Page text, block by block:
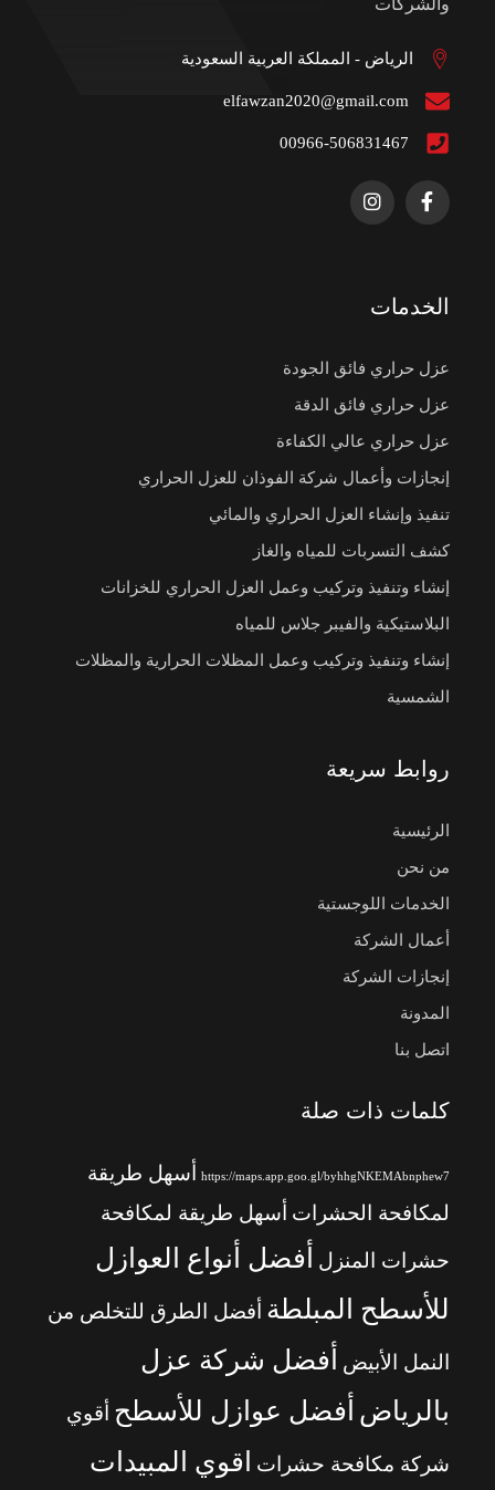
والشركات
الرياض - المملكة العربية السعودية
elfawzan2020@gmail.com
00966-506831467
الخدمات
عزل حراري فائق الجودة
عزل حراري فائق الدقة
عزل حراري عالي الكفاءة
إنجازات وأعمال شركة الفوذان للعزل الحراري
تنفيذ وإنشاء العزل الحراري والمائي
كشف التسربات للمياه والغاز
إنشاء وتنفيذ وتركيب وعمل العزل الحراري للخزانات
البلاستيكية والفيبر جلاس للمياه
إنشاء وتنفيذ وتركيب وعمل المظلات الحرارية والمظلات
الشمسية
روابط سريعة
الرئيسية
من نحن
الخدمات اللوجستية
أعمال الشركة
إنجازات الشركة
المدونة
اتصل بنا
كلمات ذات صلة
https://maps.app.goo.gl/byhhgNKEMAbnphew7
أسهل طريقة
لمكافحة الحشرات أسهل طريقة لمكافحة
حشرات المنزل
أفضل أنواع العوازل
للأسطح المبلطة أفضل الطرق للتخلص من
النمل الأبيض
أفضل شركة عزل
بالرياض أفضل عوازل للأسطح أقوي
شركة مكافحة حشرات
اقوي المبيدات